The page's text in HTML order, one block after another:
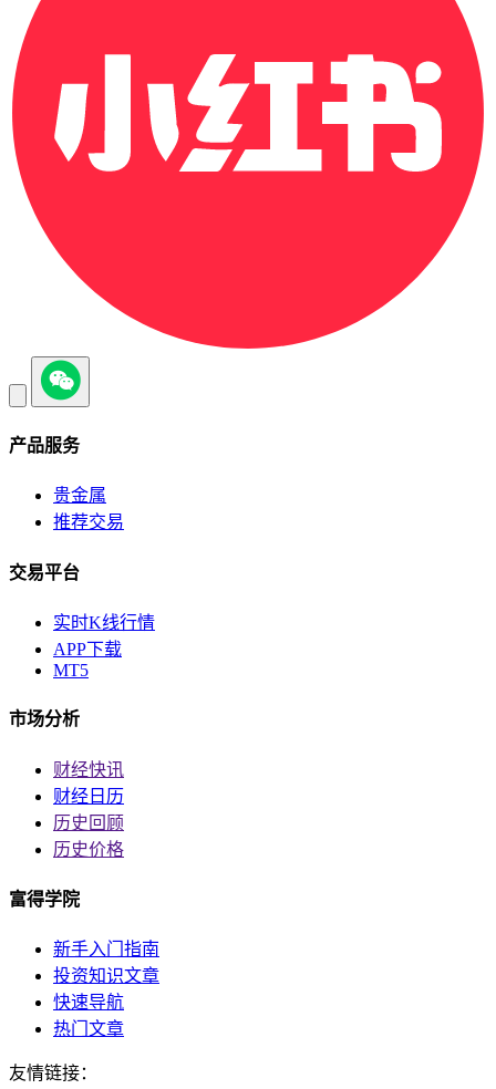
产品服务
贵金属
推荐交易
交易平台
实时K线行情
APP下载
MT5
市场分析
财经快讯
财经日历
历史回顾
历史价格
富得学院
新手入门指南
投资知识文章
快速导航
热门文章
友情链接：